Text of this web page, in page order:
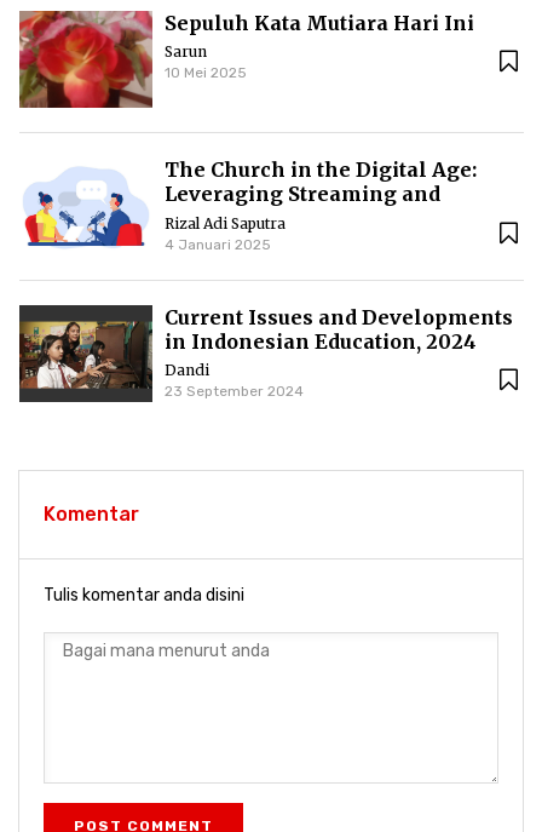
Sepuluh Kata Mutiara Hari Ini
Sarun
10 Mei 2025
The Church in the Digital Age:
Leveraging Streaming and
Podcasts to Reach the
Congregation
Rizal Adi Saputra
4 Januari 2025
Current Issues and Developments
in Indonesian Education, 2024
Dandi
23 September 2024
Komentar
Tulis komentar anda disini
POST COMMENT